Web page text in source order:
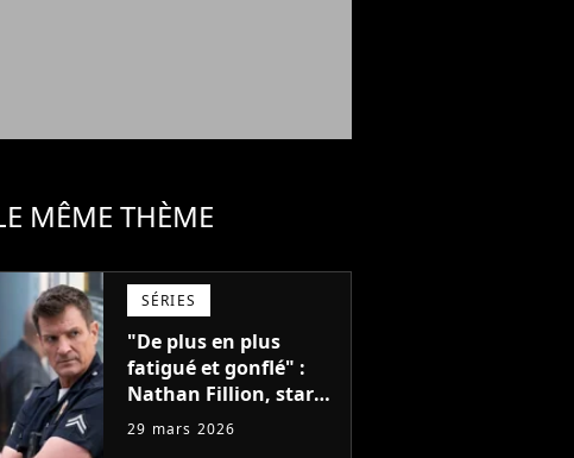
MÊME THÈME
SÉRIES
"De plus en plus
fatigué et gonflé" :
Nathan Fillion, star
de The Rookie, a lutté
29 mars 2026